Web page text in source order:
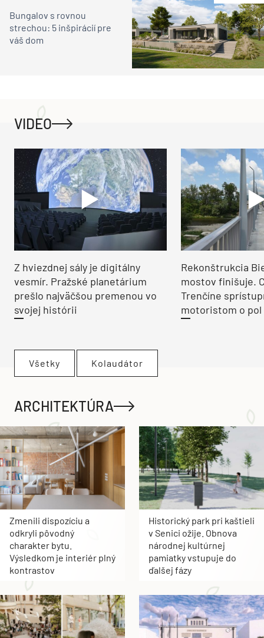
Bungalov s rovnou
strechou: 5 inšpirácií pre
váš dom
VIDEO
Z hviezdnej sály je digitálny
vesmír. Pražské planetárium
prešlo najväčšou premenou vo
svojej histórii
Rekonštrukcia
mostov finišuje.
Trenčíne
motoristom o pol
Všetky Kolaudátor
ARCHITEKTÚRA
Zmenili dispozíciu a
odkryli pôvodný
charakter bytu.
Výsledkom je interiér plný
kontrastov
Historický park pri kaštieli
v Senici ožije. Obnova
národnej kultúrnej
pamiatky vstupuje do
ďalšej fázy